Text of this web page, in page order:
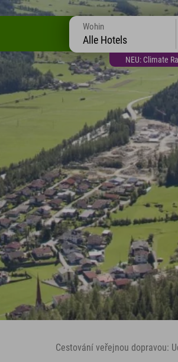
NEU: Climate
Wohin
Alle Hotels
Cestování veřejnou dopravou: